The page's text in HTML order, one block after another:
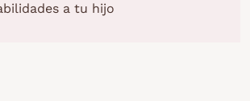
a tu hijo